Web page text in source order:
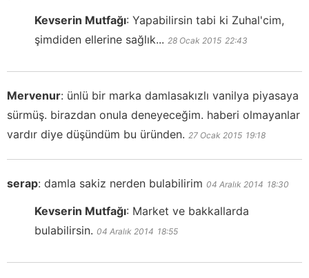
Kevserin Mutfağı: Yapabilirsin tabi ki Zuhal'cim,
şimdiden ellerine sağlık... 28 Ocak 2015 22:43
Mervenur: ünlü bir marka damlasakızlı vanilya piyasaya
sürmüş. birazdan onula deneyeceğim. haberi olmayanlar
vardır diye düşündüm bu üründen. 27 Ocak 2015 19:18
serap: damla sakiz nerden bulabilirim 04 Aralık 2014 18:30
Kevserin Mutfağı: Market ve bakkallarda
bulabilirsin. 04 Aralık 2014 18:55